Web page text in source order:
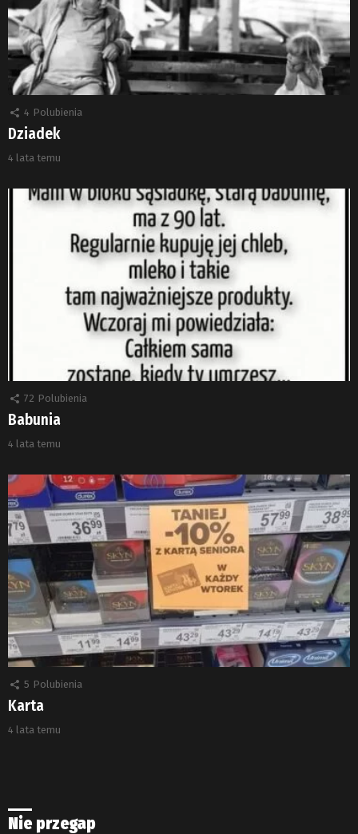
4 Polubienia
Dziadek
4 lata temu
72 Polubienia
Babunia
4 lata temu
5 Polubienia
Karta
4 lata temu
Nie przegap